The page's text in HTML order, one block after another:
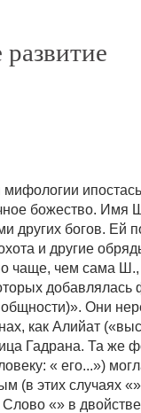
божество. Имя
других богов. Ей
и другие
чаще, чем сама
добавлялась
Они
как Алийат
Гадрана. Та же
« его...»)
(в этих случаях
Слово «» в